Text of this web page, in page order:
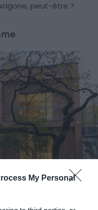
My Personal
peut-être ?